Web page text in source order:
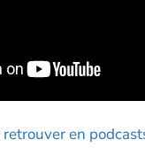
retrouver en